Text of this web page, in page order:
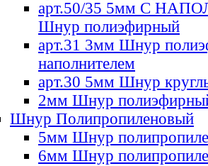
арт.50/35 5мм С
Шнур полиэфирный
арт.31 3мм Шнур
наполнителем
арт.30 5мм Шнур
2мм Шнур
Шнур Полипропиленовый
5мм Шнур
6мм Шнур